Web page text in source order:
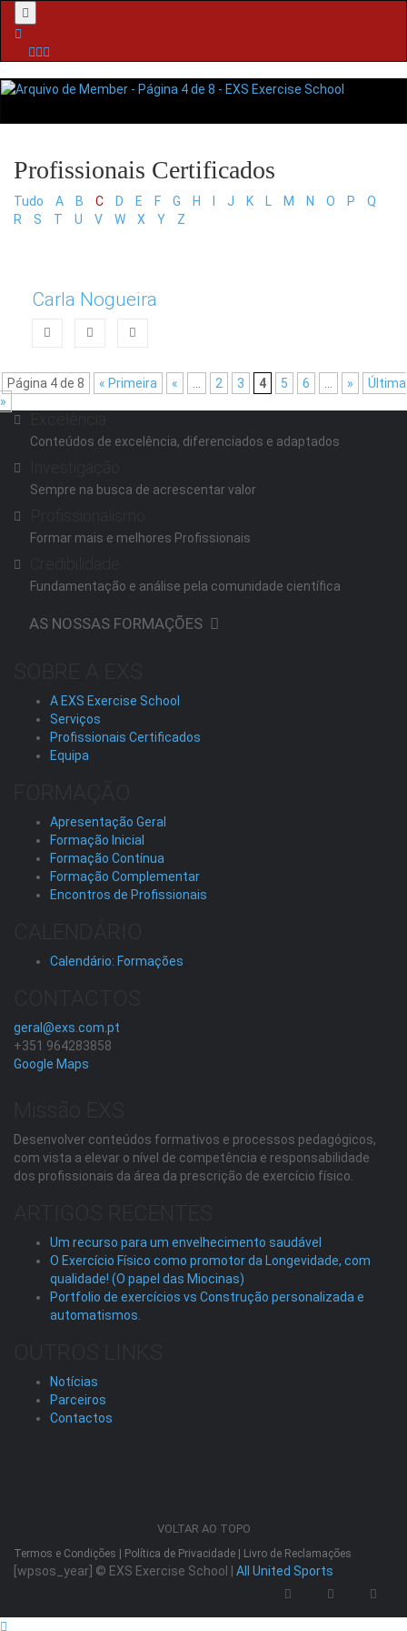
Menu
Tudo A B C D E F G H J K L M N O P
Q
R
S T U V W X Y Z
Carla Nogueira
Página 4 de 8 « Primeira « 2 3 4 5 6 »
Última
»
Conteúdos de excelência, diferenciados e adaptados
Sempre na busca de acrescentar valor
Formar mais e melhores Profissionais
Fundamentação e análise pela comunidade científica
AS NOSSAS FORMAÇÕES
A EXS Exercise School
Serviços
Profissionais Certificados
Equipa
Apresentação Geral
Formação Inicial
Formação Contínua
Formação Complementar
Encontros de Profissionais
Calendário: Formações
geral@exs.com.pt
+351 964283858
Google Maps
Desenvolver conteúdos formativos e processos pedagógicos,
com vista a elevar o nível de competência e responsabilidade
dos profissionais da área da prescrição de exercício físico.
Um recurso para um envelhecimento saudável
O Exercício Físico como promotor da Longevidade, com
qualidade! (O papel das Miocinas)
Portfolio de exercícios vs Construção personalizada e
automatismos.
Notícias
Parceiros
Contactos
VOLTAR AO TOPO
Termos e Condições Política de Privacidade Livro de Reclamações
[wpsos_year] © EXS Exercise School | All United Sports